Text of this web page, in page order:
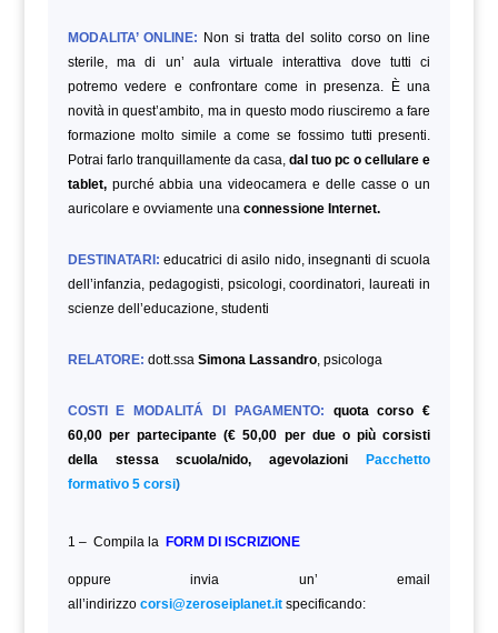
MODALITA’ ONLINE: Non si tratta del solito corso on line
sterile, ma di un’ aula virtuale interattiva dove tutti ci
potremo vedere e confrontare come in presenza. È una
novità in quest’ambito, ma in questo modo riusciremo a fare
formazione molto simile a come se fossimo tutti presenti.
Potrai farlo tranquillamente da casa, dal tuo pc o cellulare e
tablet,purché abbia una videocamera e delle casse o un
auricolare e ovviamente una connessione Internet.
DESTINATARI: educatrici di asilo nido, insegnanti di scuola
dell’infanzia, pedagogisti, psicologi, coordinatori, laureati in
scienze dell’educazione, studenti
RELATORE: dott.ssa Simona Lassandro, psicologa
COSTI E MODALITÁ DI PAGAMENTO:
quota corso €
60,00 per partecipante (€ 50,00 per due o più corsisti
della stessa scuola/nido, agevolazioni
Pacchetto
formativo 5 corsi)
1 – Compila la FORM DI ISCRIZIONE
oppure invia un’ email
all’indirizzo corsi@zeroseiplanet.itspecificando: